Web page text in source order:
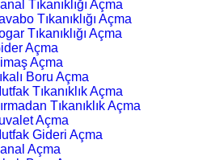
Tıkanıklığı Açma
Tıkanıklığı Açma
Tıkanıklığı Açma
Açma
Açma
Boru Açma
Tıkanıklık Açma
Tıkanıklık Açma
Açma
Gideri Açma
Açma